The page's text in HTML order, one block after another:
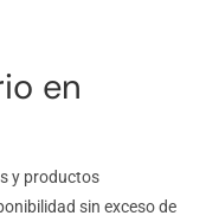
en
y productos
sin exceso de